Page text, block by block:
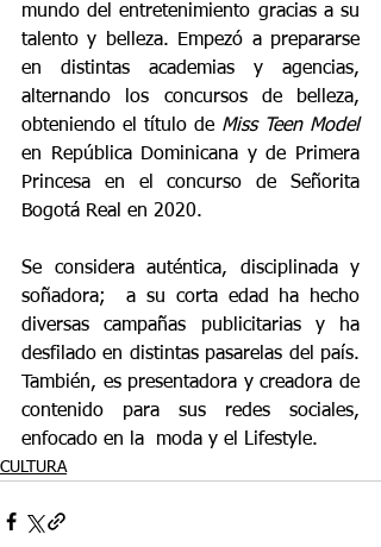
mundo del entretenimiento gracias a su
talento y belleza. Empezó a prepararse
en distintas academias y agencias,
alternando los concursos de belleza,
obteniendo el título de Miss Teen Model
en República Dominicana y de Primera
Princesa en el concurso de Señorita
Bogotá Real en 2020.
Se considera auténtica, disciplinada y
soñadora;  a su corta edad ha hecho
diversas campañas publicitarias y ha
desfilado en distintas pasarelas del país.
También, es presentadora y creadora de
contenido para sus redes sociales,
enfocado en la  moda y el Lifestyle.
CULTURA